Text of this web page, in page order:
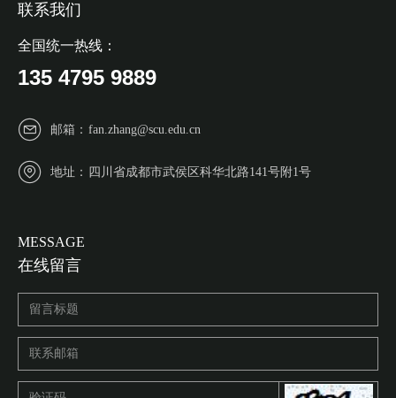
联系我们
邮箱： fan.zhang@scu.edu.cn
地址： 四川省成都市武侯区科华北路141号附1号
全国统一热线：
135 4795 9889
MESSAGE
在线留言